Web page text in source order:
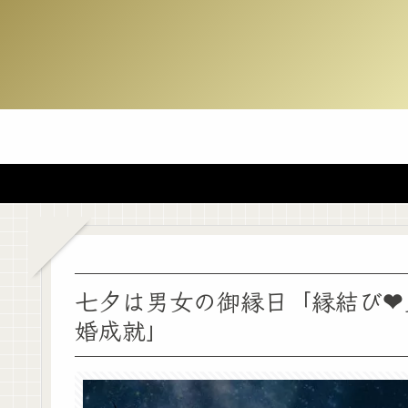
七夕は男女の御縁日「縁結
婚成就」